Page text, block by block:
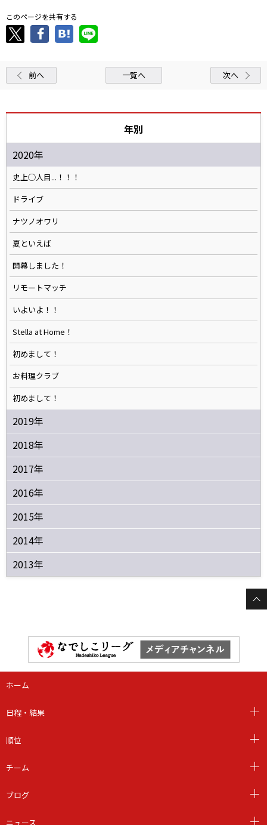
このページを共有する
前へ 一覧へ 次へ
年別
2020年
史上◯人目...！！！
ドライブ
ナツノオワリ
夏といえば
開幕しました！
リモートマッチ
いよいよ！！
Stella at Home！
初めまして！
お料理クラブ
初めまして！
2019年
2018年
2017年
2016年
2015年
2014年
2013年
ホーム
日程・結果
順位
チーム
ブログ
ニュース